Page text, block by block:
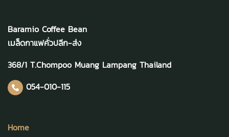
Baramio Coffee Bean
เมล็ดกาแฟคั่วปลีก-ส่ง
368/1 T.Chompoo Muang Lampang Thailand
054-010-115
Home